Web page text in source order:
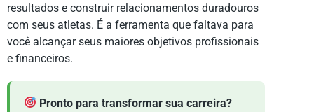
resultados e construir relacionamentos duradouros
com seus atletas. É a ferramenta que faltava para
você alcançar seus maiores objetivos profissionais
e financeiros.
Pronto para transformar sua carreira?